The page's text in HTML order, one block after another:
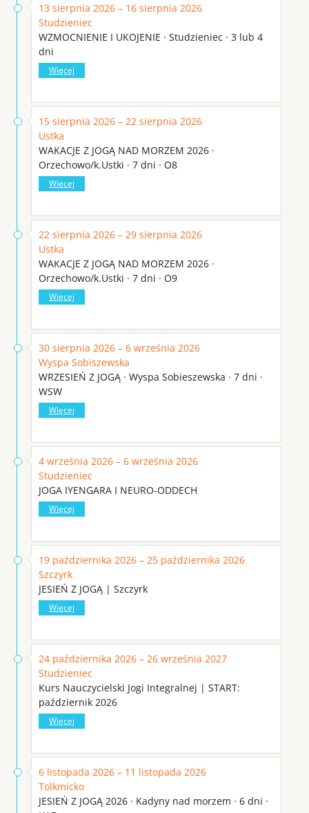
13 sierpnia 2026 – 16 sierpnia 2026
Studzieniec
WZMOCNIENIE I UKOJENIE · Studzieniec · 3 lub 4
dni
Więcej
15 sierpnia 2026 – 22 sierpnia 2026
Ustka
WAKACJE Z JOGĄ NAD MORZEM 2026 ·
Orzechowo/k.Ustki · 7 dni · O8
Więcej
22 sierpnia 2026 – 29 sierpnia 2026
Ustka
WAKACJE Z JOGĄ NAD MORZEM 2026 ·
Orzechowo/k.Ustki · 7 dni · O9
Więcej
30 sierpnia 2026 – 6 września 2026
Wyspa Sobiszewska
WRZESIEŃ Z JOGĄ · Wyspa Sobieszewska · 7 dni ·
WSW
Więcej
4 września 2026 – 6 września 2026
Studzieniec
JOGA IYENGARA I NEURO-ODDECH
Więcej
19 października 2026 – 25 października 2026
Szczyrk
JESIEŃ Z JOGĄ | Szczyrk
Więcej
24 października 2026 – 26 września 2027
Studzieniec
Kurs Nauczycielski Jogi Integralnej | START:
październik 2026
Więcej
6 listopada 2026 – 11 listopada 2026
Tolkmicko
JESIEŃ Z JOGĄ 2026 · Kadyny nad morzem · 6 dni ·